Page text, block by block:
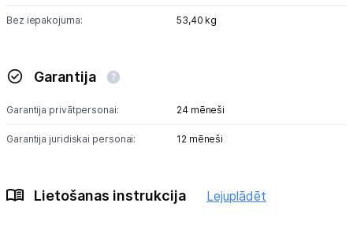
Bez iepakojuma: 53,40 kg
Garantija
Garantija privātpersonai: 24 mēneši
Garantija juridiskai personai: 12 mēneši
Lietošanas instrukcija Lejuplādēt